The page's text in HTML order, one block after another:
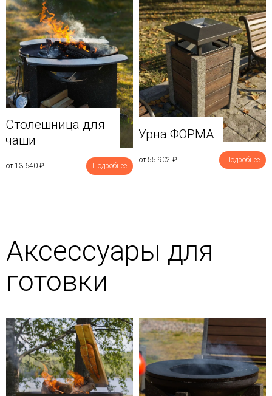
Столешница для
чаши
от 13 640 ₽ Подробнее
Урна ФОРМА
от 55 902 ₽ Подробнее
Аксессуары для
готовки